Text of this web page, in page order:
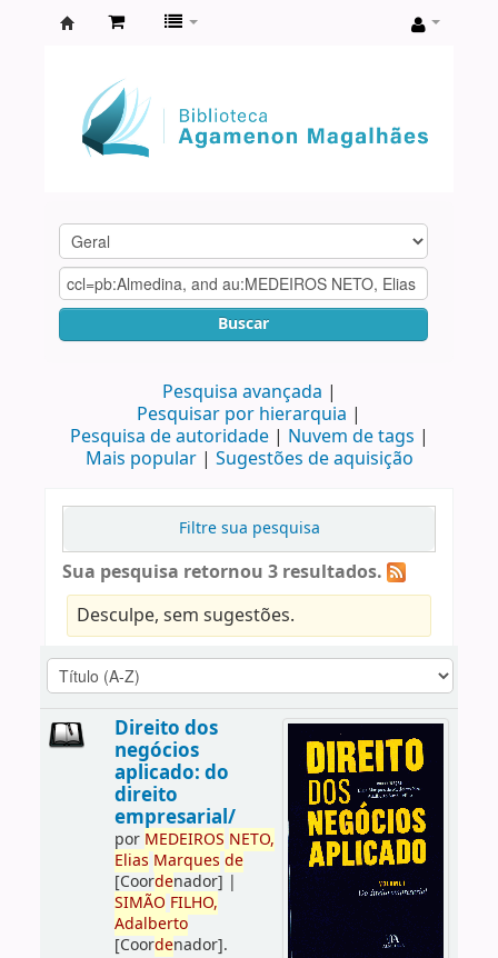
Agamenon
Magalhães
Buscar
Pesquisa avançada
Pesquisar por hierarquia
Pesquisa de autoridade
Nuvem de tags
Mais popular
Sugestões de aquisição
Filtre sua pesquisa
Sua pesquisa retornou 3 resultados.
Desculpe, sem sugestões.
Direito dos
negócios
aplicado: do
direito
empresarial/
por MEDEIROS NETO,
Elias Marques de
[Coordenador] |
SIMÃO FILHO,
Adalberto
[Coordenador].